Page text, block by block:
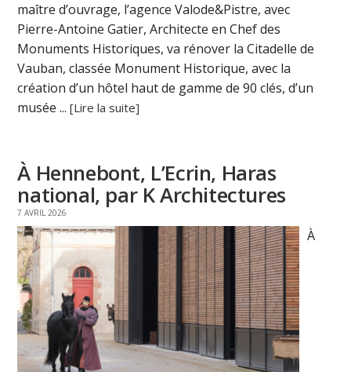
maître d’ouvrage, l’agence Valode&Pistre, avec
Pierre-Antoine Gatier, Architecte en Chef des
Monuments Historiques, va rénover la Citadelle de
Vauban, classée Monument Historique, avec la
création d’un hôtel haut de gamme de 90 clés, d’un
musée ...[Lire la suite]
À Hennebont, L’Ecrin, Haras
national, par K Architectures
7 AVRIL 2026
À